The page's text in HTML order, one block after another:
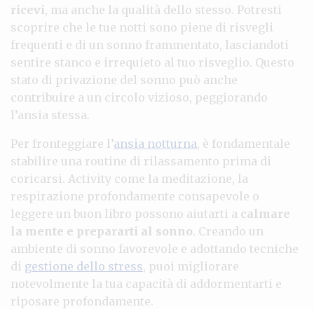
ricevi, ma anche la qualità dello stesso. Potresti
scoprire che le tue notti sono piene di risvegli
frequenti e di un sonno frammentato, lasciandoti
sentire stanco e irrequieto al tuo risveglio. Questo
stato di privazione del sonno può anche
contribuire a un circolo vizioso, peggiorando
l’ansia stessa.
Per fronteggiare l’ansia notturna, è fondamentale
stabilire una routine di rilassamento prima di
coricarsi. Activity come la meditazione, la
respirazione profondamente consapevole o
leggere un buon libro possono aiutarti a calmare
la mente e prepararti al sonno. Creando un
ambiente di sonno favorevole e adottando tecniche
di gestione dello stress, puoi migliorare
notevolmente la tua capacità di addormentarti e
riposare profondamente.